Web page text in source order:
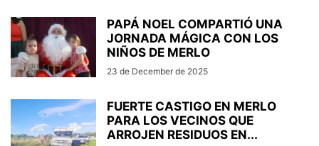
PAPÁ NOEL COMPARTIÓ UNA
JORNADA MÁGICA CON LOS
NIÑOS DE MERLO
23 de December de 2025
FUERTE CASTIGO EN MERLO
PARA LOS VECINOS QUE
ARROJEN RESIDUOS EN...